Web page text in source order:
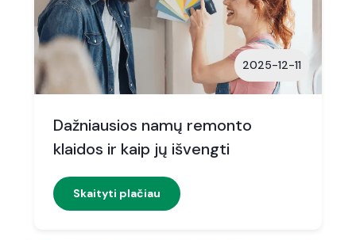
2025-12-11
Dažniausios namų remonto
klaidos ir kaip jų išvengti
Skaityti plačiau